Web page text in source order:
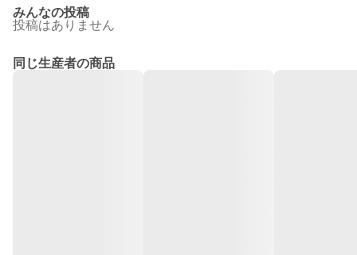
みんなの投稿
投稿はありません
同じ生産者の商品